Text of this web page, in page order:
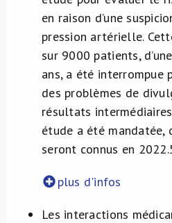
en raison d’une
pression artérielle.
sur 9000 patients,
ans, a été interrompue
des problèmes de
résultats
étude a été
seront connus en 2022.
plus d'infos
Les interactions